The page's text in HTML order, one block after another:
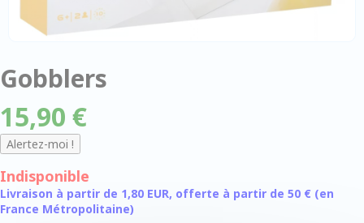
Gobblers
15,90 €
Indisponible
Livraison à partir de 1,80 EUR, offerte à partir de 50 € (en
France Métropolitaine)